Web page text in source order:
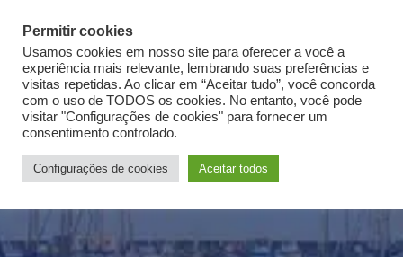
Login Sign Up
Permitir cookies
Usamos cookies em nosso site para oferecer a você a
experiência mais relevante, lembrando suas preferências e
visitas repetidas. Ao clicar em “Aceitar tudo”, você concorda
com o uso de TODOS os cookies. No entanto, você pode
visitar "Configurações de cookies" para fornecer um
consentimento controlado.
Configurações de cookies Aceitar todos